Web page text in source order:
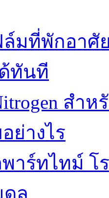
มที่พักอาศั
ทันที
สำ
ย่างไร
าร์ทไทม์ โ
ล